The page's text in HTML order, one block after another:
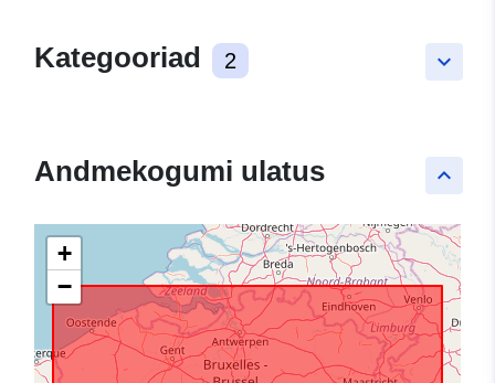
keyboard_arrow_down
Kategooriad 2
keyboard_arrow_up
Andmekogumi ulatus
+
−